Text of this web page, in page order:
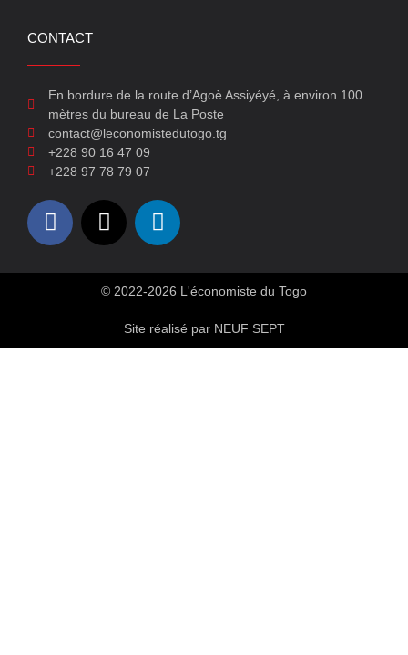
CONTACT
En bordure de la route d’Agoè Assiyéyé, à environ 100
mètres du bureau de La Poste
contact@leconomistedutogo.tg
+228 90 16 47 09
+228 97 78 79 07
© 2022-2026 L'économiste du Togo
Site réalisé par NEUF SEPT